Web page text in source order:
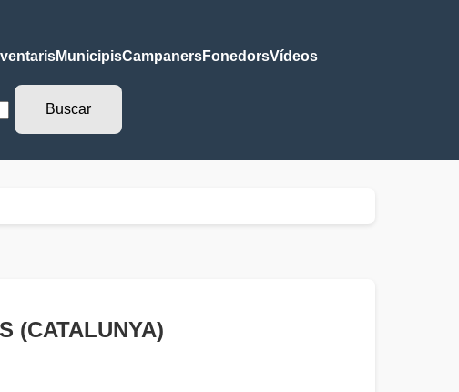
MunicipisCampanersFonedorsVídeos
(CATALUNYA)